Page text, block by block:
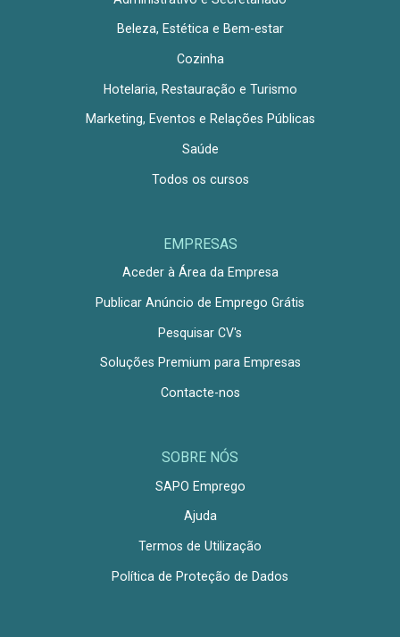
Beleza, Estética e Bem-estar
Cozinha
Hotelaria, Restauração e Turismo
Marketing, Eventos e Relações Públicas
Saúde
Todos os cursos
EMPRESAS
Aceder à Área da Empresa
Publicar Anúncio de Emprego Grátis
Pesquisar CV's
Soluções Premium para Empresas
Contacte-nos
SOBRE NÓS
SAPO Emprego
Ajuda
Termos de Utilização
Política de Proteção de Dados